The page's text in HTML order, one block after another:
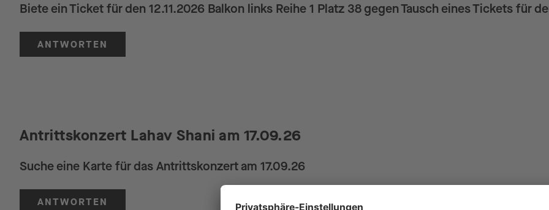
Biete ein Ticket für den 12.11.2026 Balkon links Reihe 1 Platz 38 gegen Tausch eines Tickets für
ANTWORTEN
Antrittskonzert Lahav Shani am 17.09.26
Suche eine Karte für das Antrittskonzert am 17.09.26
ANTWORTEN